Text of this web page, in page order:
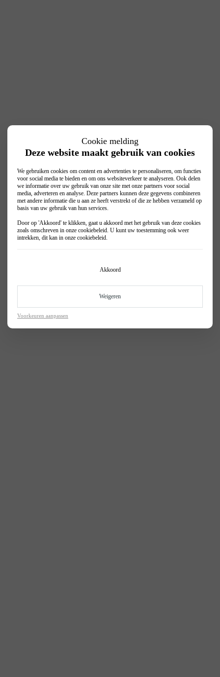
Cookie melding
Deze website maakt gebruik van cookies
We gebruiken cookies om content en advertenties te personaliseren, om functies
voor social media te bieden en om ons websiteverkeer te analyseren. Ook delen
we informatie over uw gebruik van onze site met onze partners voor social
media, adverteren en analyse. Deze partners kunnen deze gegevens combineren
met andere informatie die u aan ze heeft verstrekt of die ze hebben verzameld op
basis van uw gebruik van hun services.
Door op 'Akkoord' te klikken, gaat u akkoord met het gebruik van deze cookies
zoals omschreven in onze cookiebeleid. U kunt uw toestemming ook weer
intrekken, dit kan in onze cookiebeleid.
Akkoord
Weigeren
Voorkeuren aanpassen